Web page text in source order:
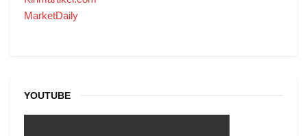
MarketDaily
YOUTUBE